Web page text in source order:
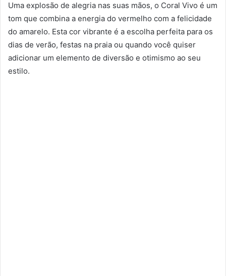
Uma explosão de alegria nas suas mãos, o Coral Vivo é um
tom que combina a energia do vermelho com a felicidade
do amarelo. Esta cor vibrante é a escolha perfeita para os
dias de verão, festas na praia ou quando você quiser
adicionar um elemento de diversão e otimismo ao seu
estilo.